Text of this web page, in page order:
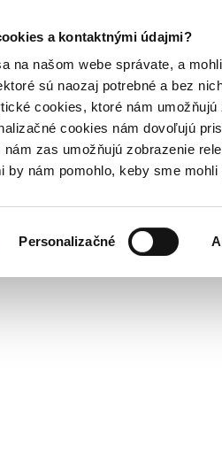
a kontaktnými údajmi?
na našom webe správate, a
sú naozaj potrebné a bez
cookies, ktoré nám
cookies nám dovoľujú
zas umožňujú zobrazenie
by nám pomohlo, keby sme
Personalizačné